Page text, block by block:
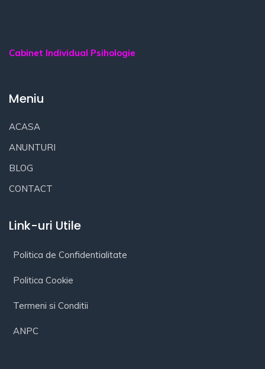
Cabinet Individual Psihologie
Meniu
ACASA
ANUNTURI
BLOG
CONTACT
Link-uri Utile
Politica de Confidentialitate
Politica Cookie
Termeni si Conditii
ANPC